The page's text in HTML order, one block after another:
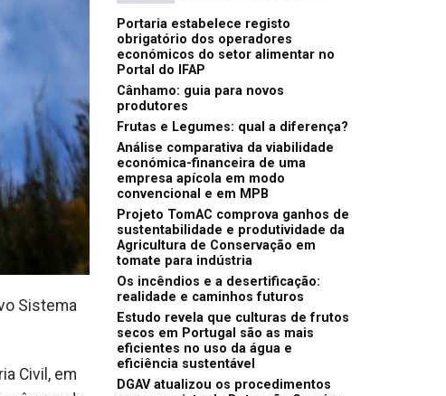
Sistema
Civil, em
Portaria estabelece registo
obrigatório dos operadores
económicos do setor alimentar no
Portal do IFAP
Cânhamo: guia para novos
produtores
Frutas e Legumes: qual a diferença?
Análise comparativa da viabilidade
económica-financeira de uma
empresa apícola em modo
convencional e em MPB
Projeto TomAC comprova ganhos de
sustentabilidade e produtividade da
Agricultura de Conservação em
tomate para indústria
Os incêndios e a desertificação:
realidade e caminhos futuros
Estudo revela que culturas de frutos
secos em Portugal são as mais
eficientes no uso da água e
eficiência sustentável
DGAV atualizou os procedimentos